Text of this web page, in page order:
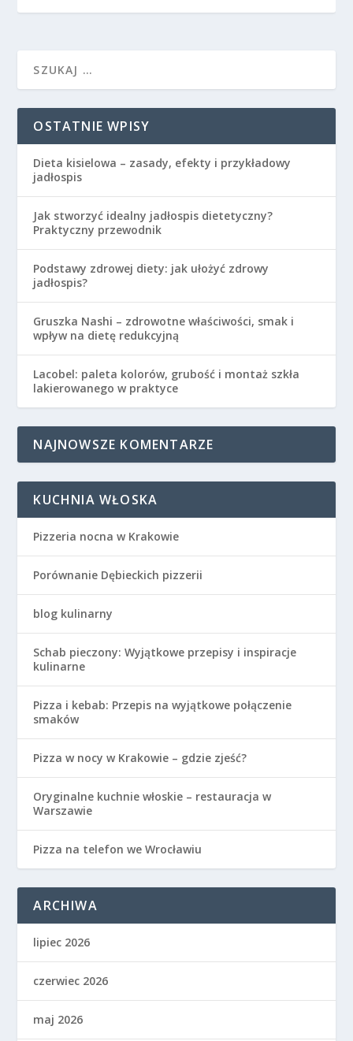
OSTATNIE WPISY
Dieta kisielowa – zasady, efekty i przykładowy
jadłospis
Jak stworzyć idealny jadłospis dietetyczny?
Praktyczny przewodnik
Podstawy zdrowej diety: jak ułożyć zdrowy
jadłospis?
Gruszka Nashi – zdrowotne właściwości, smak i
wpływ na dietę redukcyjną
Lacobel: paleta kolorów, grubość i montaż szkła
lakierowanego w praktyce
NAJNOWSZE KOMENTARZE
KUCHNIA WŁOSKA
Pizzeria nocna w Krakowie
Porównanie Dębieckich pizzerii
blog kulinarny
Schab pieczony: Wyjątkowe przepisy i inspiracje
kulinarne
Pizza i kebab: Przepis na wyjątkowe połączenie
smaków
Pizza w nocy w Krakowie – gdzie zjeść?
Oryginalne kuchnie włoskie – restauracja w
Warszawie
Pizza na telefon we Wrocławiu
ARCHIWA
lipiec 2026
czerwiec 2026
maj 2026